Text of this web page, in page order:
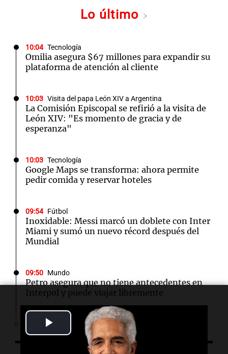
Play
Video
Lo último
10:04 Tecnología
Omilia asegura $67 millones para expandir su
plataforma de atención al cliente
10:03 Visita del papa León XIV a Argentina
La Comisión Episcopal se refirió a la visita de
León XIV: "Es momento de gracia y de
esperanza"
10:03 Tecnología
Google Maps se transforma: ahora permite
pedir comida y reservar hoteles
09:54 Fútbol
Inoxidable: Messi marcó un doblete con Inter
Miami y sumó un nuevo récord después del
Mundial
09:50 Mundo
Petro asegura que no tiene antecedentes en
Interpol y puede viajar libremente
Mundo
Cadena perpetua para el autor del atropello
mortal en Múnich que dejó dos muertos